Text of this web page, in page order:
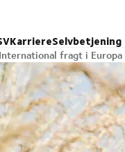
KarriereSelvbetjening
International fragt i Europa